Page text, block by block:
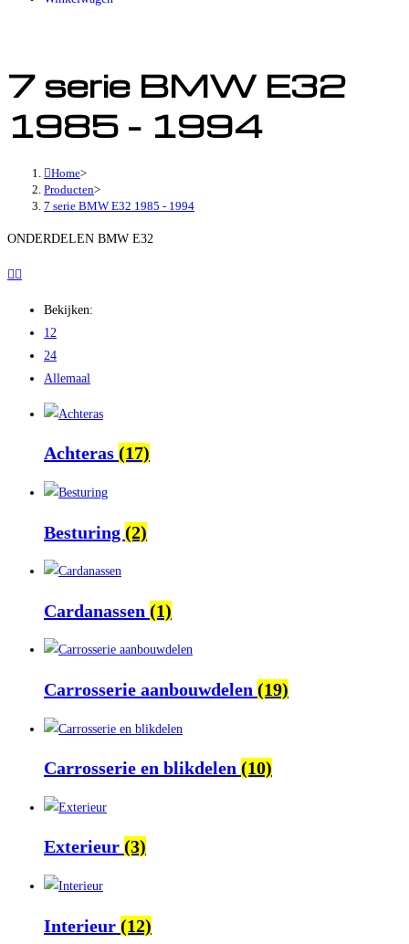
7 serie BMW E32
1985 - 1994
Home>
Producten>
7 serie BMW E32 1985 - 1994
ONDERDELEN BMW E32
Bekijken:
12
24
Allemaal
Achteras (17)
Besturing (2)
Cardanassen (1)
Carrosserie aanbouwdelen (19)
Carrosserie en blikdelen (10)
Exterieur (3)
Interieur (12)